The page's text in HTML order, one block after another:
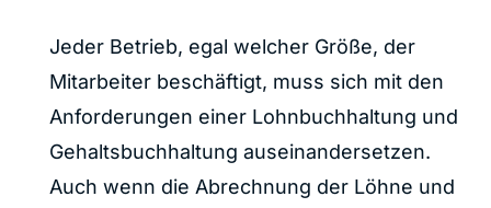
Jeder Betrieb, egal welcher Größe, der
Mitarbeiter beschäftigt, muss sich mit den
Anforderungen einer Lohnbuchhaltung und
Gehaltsbuchhaltung auseinandersetzen.
Auch wenn die Abrechnung der Löhne und